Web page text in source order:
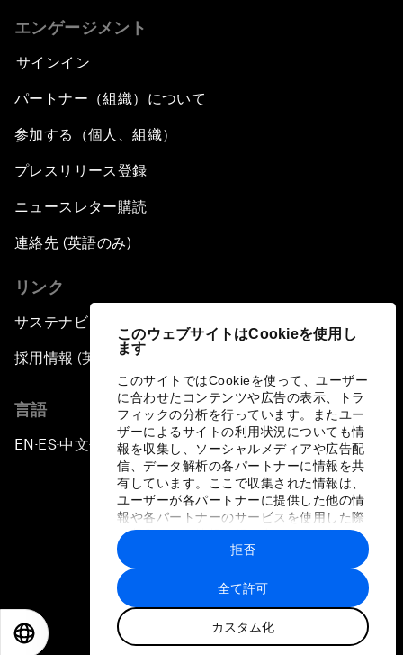
このウェブサイトはCookieを使用し
ます
このサイトではCookieを使って、ユーザー
に合わせたコンテンツや広告の表示、トラ
フィックの分析を行っています。またユー
ザーによるサイトの利用状況についても情
報を収集し、ソーシャルメディアや広告配
信、データ解析の各パートナーに情報を共
有しています。ここで収集された情報は、
ユーザーが各パートナーに提供した他の情
報や各パートナーのサービスを使用した際
に収集された情報と組み合わされ、各パー
トナーによって使用されることがありま
す。
全て許可
カスタム化
拒否
エンゲージメント
サインイン
パートナー（組織）について
参加する（個人、組織）
プレスリリース登録
ニュースレター購読
連絡先 (英語のみ)
リンク
サステナビリティへの取り組み
採用情報 (英語のみ)
言語
EN ▪ES▪中文▪ 日本語
プライバシーポリシーと利用規約
サイトマップ
©
世界経済フォーラム